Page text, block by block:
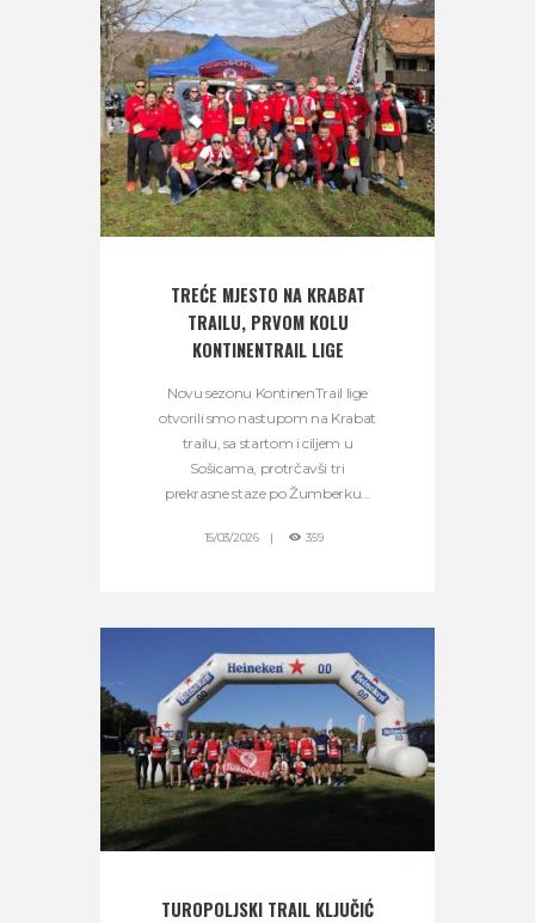
TREĆE MJESTO NA KRABAT
TRAILU, PRVOM KOLU
KONTINENTRAIL LIGE
Novu sezonu KontinenTrail lige
otvorili smo nastupom na Krabat
trailu, sa startom i ciljem u
Sošicama, protrčavši tri
prekrasne staze po Žumberku...
15/03/2026 359
TUROPOLJSKI TRAIL KLJUČIĆ